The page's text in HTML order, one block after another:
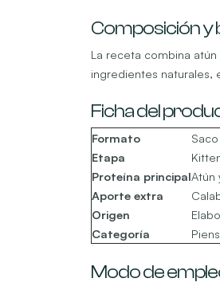
Composición y
La receta combina
ingredientes naturales,
Ficha del
Formato
Etapa
Proteína principalAtún
Aporte extra
Origen
Categoría
Modo de